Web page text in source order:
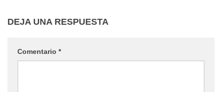
DEJA UNA RESPUESTA
Comentario *